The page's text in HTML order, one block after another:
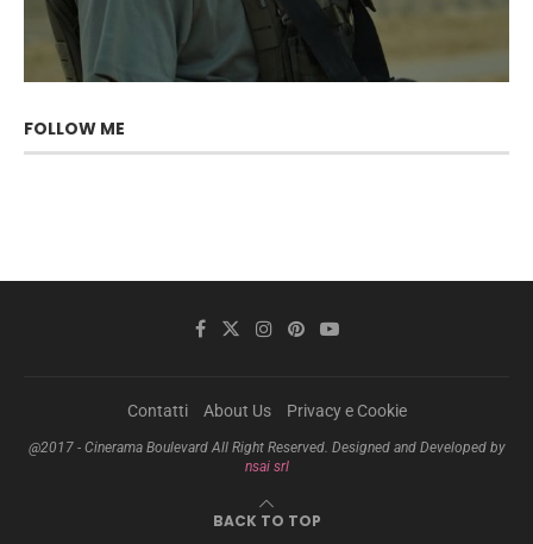
FOLLOW ME
Contatti About Us Privacy e Cookie
@2017 - Cinerama Boulevard All Right Reserved. Designed and Developed by
nsai srl
BACK TO TOP